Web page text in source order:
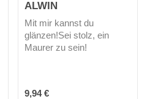
ALWIN
Mit mir kannst du
glänzen!Sei stolz, ein
Maurer zu sein!
Regulärer Preis:
9,94 €